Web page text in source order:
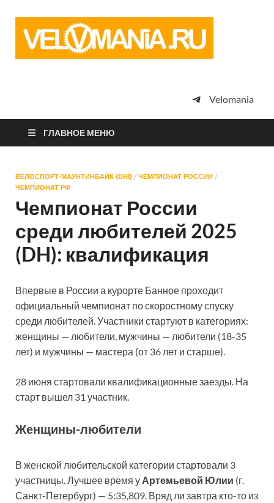
просто
Velomania
ГЛАВНОЕ МЕНЮ
ВЕЛОСПОРТ-МАУНТИНБАЙК (DHI) / ЧЕМПИОНАТ РОССИИ /
ЧЕМПИОНАТ РФ
Чемпионат России
среди любителей 2025
(DH): квалификация
Впервые в России а курорте Банное проходит
официальный чемпионат по скоростному спуску
среди любителей. Участники стартуют в категориях:
женщины — любители, мужчины — любители (18-35
лет) и мужчины — мастера (от 36 лет и старше).
28 июня стартовали квалификационные заезды. На
старт вышел 31 участник.
Женщины-любители
В женской любительской категории стартовали 3
участницы. Лучшее время у Артемьевой Юлии (г.
Санкт-Петербург) — 5:35,809. Вряд ли завтра кто-то из